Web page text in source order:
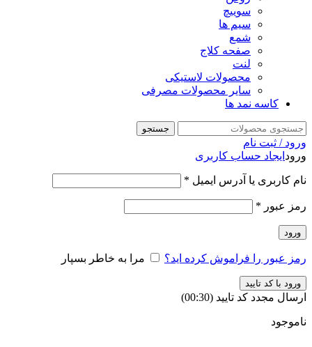
سوییچ
سیم ها
شمع
صفحه کلاج
لنت
محصولات لاستیکی
سایر محصولات مصرفی
کاسه نمد ها
جستجو
ورود / ثبت نام
ورود ایجاد حساب کاربری
نام کاربری یا آدرس ایمیل *
رمز عبور *
ورود
رمز عبور را فراموش کرده اید؟ مرا به خاطر بسپار
ورود با کد تایید
ارسال مجدد کد تایید (00:
30
)
ناموجود